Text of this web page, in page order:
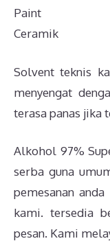
Paint
Ceramik
Solvent teknis
menyengat
terasa panas jika
Alkohol 97%
serba guna
pemesanan
kami. tersedia
pesan. Kami